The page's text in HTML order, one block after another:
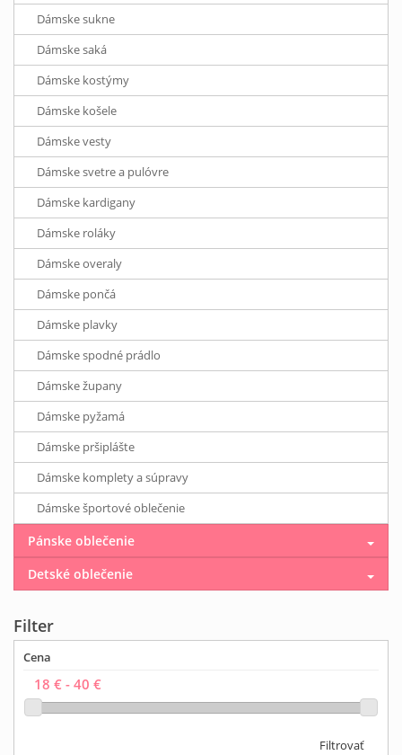
Dámske sukne
Dámske saká
Dámske kostýmy
Dámske košele
Dámske vesty
Dámske svetre a pulóvre
Dámske kardigany
Dámske roláky
Dámske overaly
Dámske pončá
Dámske plavky
Dámske spodné prádlo
Dámske župany
Dámske pyžamá
Dámske pršiplášte
Dámske komplety a súpravy
Dámske športové oblečenie
Pánske oblečenie
Detské oblečenie
Filter
Cena
Filtrovať